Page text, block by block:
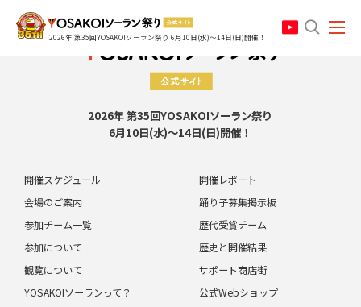
2026年 第35回YOSAKOIソーラン祭り 6月10日(水)～14日(日)開催！
search
2026年 第35回YOSAKOIソーラン祭り
6月10日(水)～14日(日)開催！
開催スケジュール
会場のご案内
参加チーム一覧
参加について
観覧について
開催レポート
踊り子募集掲示板
歴代受賞チーム
歴史と開催結果
サポート商店街
YOSAKOIソーランって？
公式Webショップ